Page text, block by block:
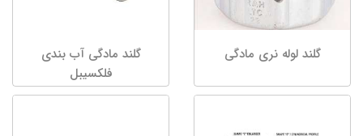
گلند لوله نری مادگی
گلند مادگی آب بندی
فلکسیبل